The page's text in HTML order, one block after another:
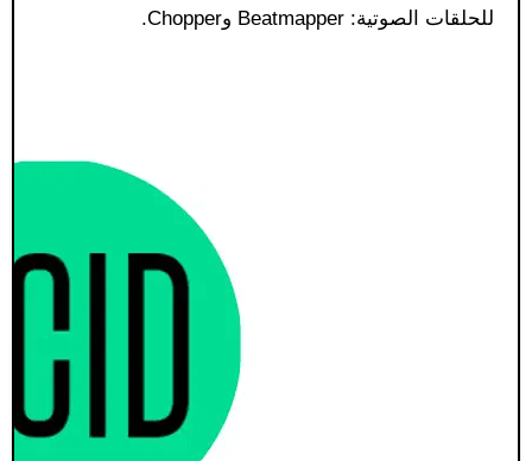
للحلقات الصوتية: Beatmapper وChopper.